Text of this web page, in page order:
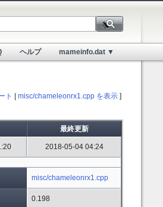
ヘルプ mameinfo.dat ▼
ト misc/chameleonrx1.cpp を表示 ]
最終更新
2018-05-04 04:24
misc/chameleonrx1.cpp
0.198